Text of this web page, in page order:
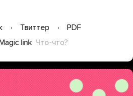
Твиттер
PDF
link Что-что?